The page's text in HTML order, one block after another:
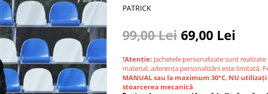
PATRICK
99,00 Lei 69,00 Lei
!Atenție: Jachetele personalizate sunt
material, aderența personalizării este limitată.
MANUAL sau la maximum 30°C, NU
stoarcerea mecanică.